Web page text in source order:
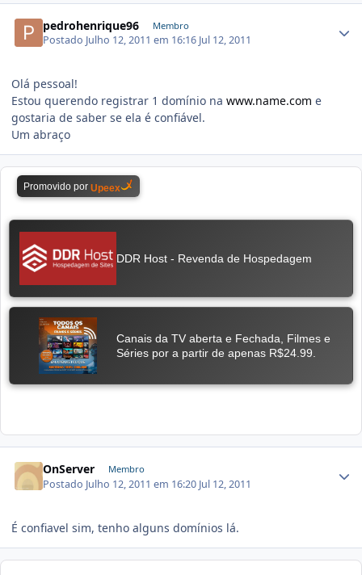
pedrohenrique96 Membro
Postado Julho 12, 2011 em 16:16 Jul 12, 2011
Olá pessoal!
Estou querendo registrar 1 domínio na www.name.com e
gostaria de saber se ela é confiável.
Um abraço
OnServer Membro
Postado Julho 12, 2011 em 16:20 Jul 12, 2011
É confiavel sim, tenho alguns domínios lá.